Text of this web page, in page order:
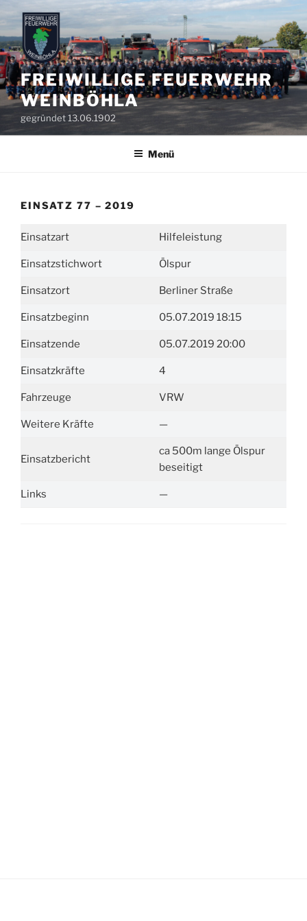
Inhalt
springen
FREIWILLIGE FEUERWEHR
WEINBÖHLA
gegründet 13.06.1902
Menü
EINSATZ 77 – 2019
Einsatzart Hilfeleistung
Einsatzstichwort Ölspur
Einsatzort Berliner Straße
Einsatzbeginn 05.07.2019 18:15
Einsatzende 05.07.2019 20:00
Einsatzkräfte 4
Fahrzeuge VRW
Weitere Kräfte —
Einsatzbericht
ca 500m lange Ölspur
beseitigt
Links —